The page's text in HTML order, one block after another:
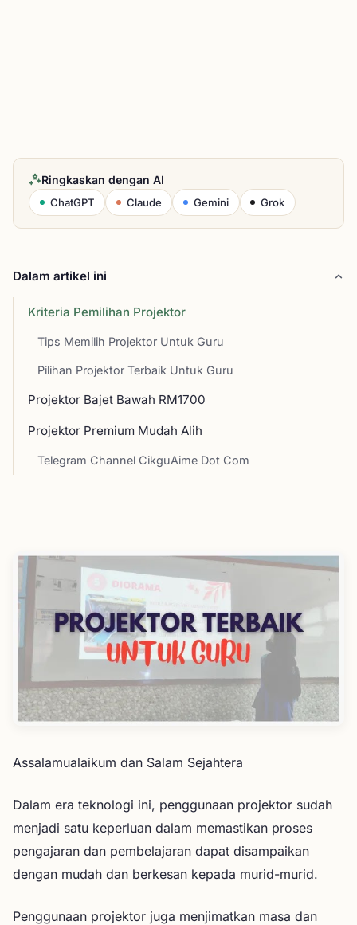
Ringkaskan dengan AI
ChatGPT Claude Gemini Grok
Dalam artikel ini
Kriteria Pemilihan Projektor
Tips Memilih Projektor Untuk Guru
Pilihan Projektor Terbaik Untuk Guru
Projektor Bajet Bawah RM1700
Projektor Premium Mudah Alih
Telegram Channel CikguAime Dot Com
Assalamualaikum dan Salam Sejahtera
Dalam era teknologi ini, penggunaan projektor sudah
menjadi satu keperluan dalam memastikan proses
pengajaran dan pembelajaran dapat disampaikan
dengan mudah dan berkesan kepada murid-murid.
Penggunaan projektor juga menjimatkan masa dan